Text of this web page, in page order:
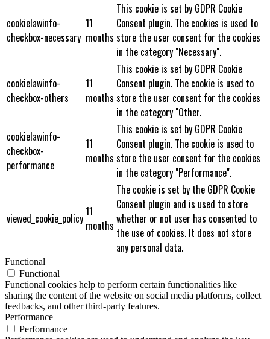
cookielawinfo-
checkbox-necessary
11
months
This cookie is set by GDPR Cookie
Consent plugin. The cookies is used to
store the user consent for the cookies
in the category "Necessary".
cookielawinfo-
checkbox-others
11
months
This cookie is set by GDPR Cookie
Consent plugin. The cookie is used to
store the user consent for the cookies
in the category "Other.
cookielawinfo-
checkbox-
performance
11
months
This cookie is set by GDPR Cookie
Consent plugin. The cookie is used to
store the user consent for the cookies
in the category "Performance".
viewed_cookie_policy11
months
The cookie is set by the GDPR Cookie
Consent plugin and is used to store
whether or not user has consented to
the use of cookies. It does not store
any personal data.
Functional
Functional
Functional cookies help to perform certain functionalities like
sharing the content of the website on social media platforms, collect
feedbacks, and other third-party features.
Performance
Performance